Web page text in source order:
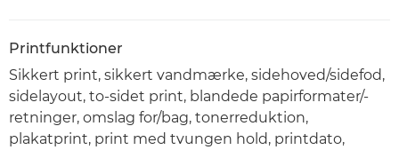
Printfunktioner
Sikkert print, sikkert vandmærke, sidehoved/sidefod,
sidelayout, to-sidet print, blandede papirformater/-
retninger, omslag for/bag, tonerreduktion,
plakatprint, print med tvungen hold, printdato,